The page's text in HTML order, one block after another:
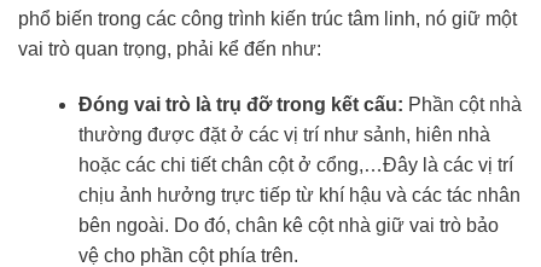
phổ biến trong các công trình kiến trúc tâm linh, nó giữ một
vai trò quan trọng, phải kể đến như:
Đóng vai trò là trụ đỡ trong kết cấu: Phần cột nhà
thường được đặt ở các vị trí như sảnh, hiên nhà
hoặc các chi tiết chân cột ở cổng,…Đây là các vị trí
chịu ảnh hưởng trực tiếp từ khí hậu và các tác nhân
bên ngoài. Do đó, chân kê cột nhà giữ vai trò bảo
vệ cho phần cột phía trên.